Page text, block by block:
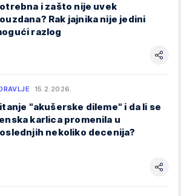
i zašto nije uvek
Rak jajnika nije jedini
razlog
15.2.2026.
"akušerske dileme" i da li se
karlica promenila u
nekoliko decenija?